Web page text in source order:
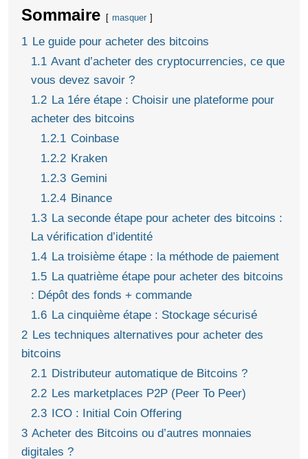
Sommaire masquer
1 Le guide pour acheter des bitcoins
1.1 Avant d’acheter des cryptocurrencies, ce que
vous devez savoir ?
1.2 La 1ére étape : Choisir une plateforme pour
acheter des bitcoins
1.2.1 Coinbase
1.2.2 Kraken
1.2.3 Gemini
1.2.4 Binance
1.3 La seconde étape pour acheter des bitcoins :
La vérification d’identité
1.4 La troisième étape : la méthode de paiement
1.5 La quatrième étape pour acheter des bitcoins
: Dépôt des fonds + commande
1.6 La cinquième étape : Stockage sécurisé
2 Les techniques alternatives pour acheter des
bitcoins
2.1 Distributeur automatique de Bitcoins ?
2.2 Les marketplaces P2P (Peer To Peer)
2.3 ICO : Initial Coin Offering
3 Acheter des Bitcoins ou d’autres monnaies
digitales ?